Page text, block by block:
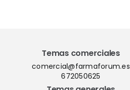
Temas comerciales
comercial@farmaforum.es
672050625